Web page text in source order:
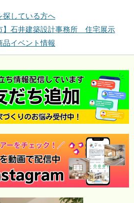
探している方へ
】石井建築設計事務所 住宅展示
品イベント情報